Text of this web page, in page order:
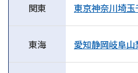
関東 東京神奈川埼玉
東海 愛知静岡岐阜山